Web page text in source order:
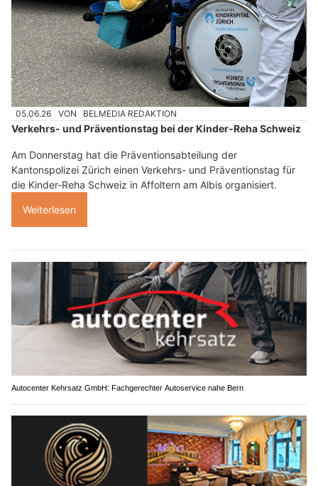
05.06.26 VON BELMEDIA REDAKTION
Verkehrs- und Präventionstag bei der Kinder-Reha Schweiz
Am Donnerstag hat die Präventionsabteilung der
Kantonspolizei Zürich einen Verkehrs- und Präventionstag für
die Kinder-Reha Schweiz in Affoltern am Albis organisiert.
Weiterlesen
Autocenter Kehrsatz GmbH: Fachgerechter Autoservice nahe Bern